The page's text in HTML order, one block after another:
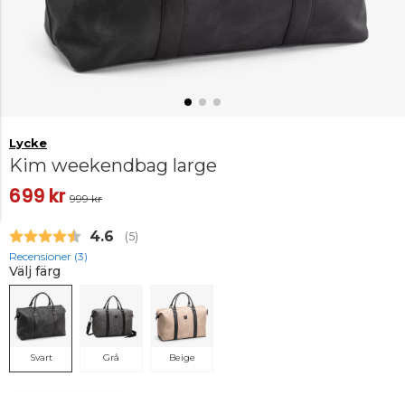
Lycke
Kim weekendbag large
699 kr 999 kr
Snittbetyg:
4.6 (röster:
5)
Recensioner (3)
Välj färg
Svart Grå Beige